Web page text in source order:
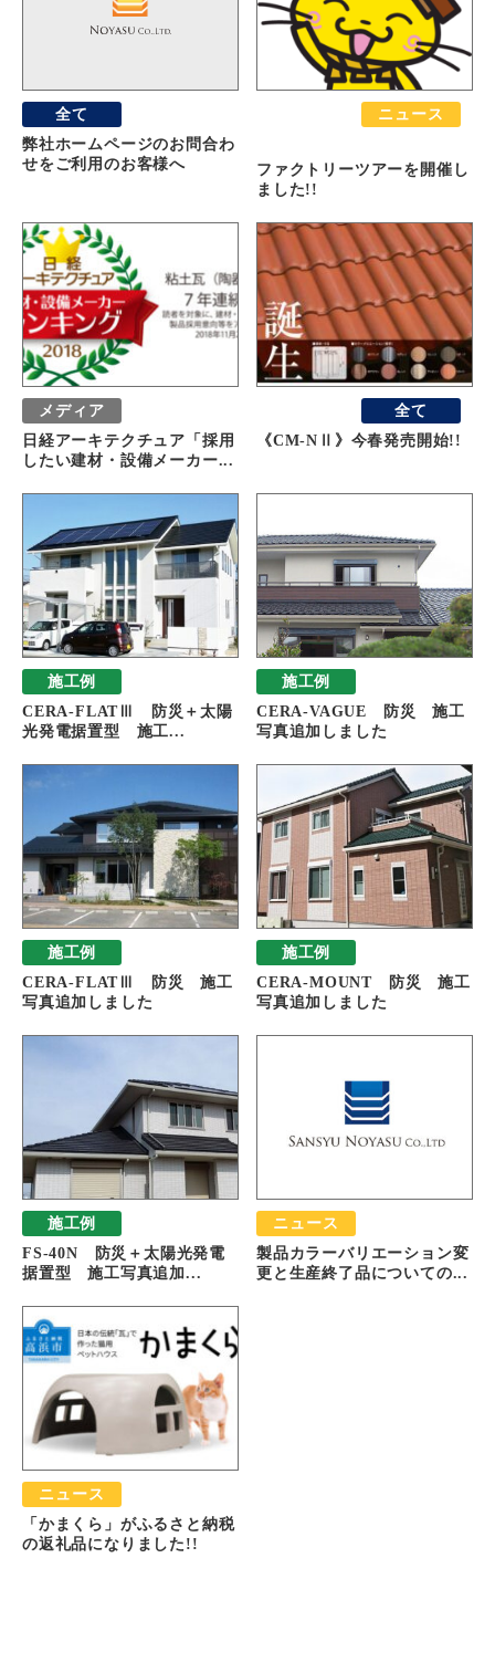
全て
弊社ホームページのお問合わ
せをご利用のお客様へ
ニュース
ファクトリーツアーを開催し
ました!!
メディア
日経アーキテクチュア「採用
したい建材・設備メーカー...
全て
《CM-NⅡ》今春発売開始!!
施工例
CERA-FLATⅢ 防災＋太陽
光発電据置型 施工...
施工例
CERA-VAGUE 防災 施工
写真追加しました
施工例
CERA-FLATⅢ 防災 施工
写真追加しました
施工例
CERA-MOUNT 防災 施工
写真追加しました
施工例
FS-40N 防災＋太陽光発電
据置型 施工写真追加...
ニュース
製品カラーバリエーション変
更と生産終了品についての...
ニュース
「かまくら」がふるさと納税
の返礼品になりました!!